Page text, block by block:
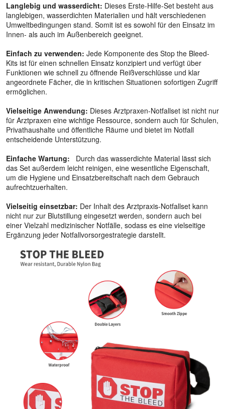
Langlebig und wasserdicht: Dieses Erste-Hilfe-Set besteht aus
langlebigen, wasserdichten Materialien und hält verschiedenen
Umweltbedingungen stand. Somit ist es sowohl für den Einsatz im
Innen- als auch im Außenbereich geeignet.
Einfach zu verwenden: Jede Komponente des Stop the Bleed-
Kits ist für einen schnellen Einsatz konzipiert und verfügt über
Funktionen wie schnell zu öffnende Reißverschlüsse und klar
angeordnete Fächer, die in kritischen Situationen sofortigen Zugriff
ermöglichen.
Vielseitige Anwendung: Dieses Arztpraxen-Notfallset ist nicht nur
für Arztpraxen eine wichtige Ressource, sondern auch für Schulen,
Privathaushalte und öffentliche Räume und bietet im Notfall
entscheidende Unterstützung.
Einfache Wartung:
Durch das wasserdichte Material lässt sich
das Set außerdem leicht reinigen, eine wesentliche Eigenschaft,
um die Hygiene und Einsatzbereitschaft nach dem Gebrauch
aufrechtzuerhalten.
Vielseitig einsetzbar: Der Inhalt des Arztpraxis-Notfallset kann
nicht nur zur Blutstillung eingesetzt werden, sondern auch bei
einer Vielzahl medizinischer Notfälle, sodass es eine vielseitige
Ergänzung jeder Notfallvorsorgestrategie darstellt.